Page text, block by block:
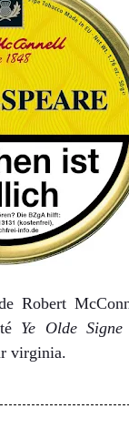
Robert
Ye Olde Signe
virginia.